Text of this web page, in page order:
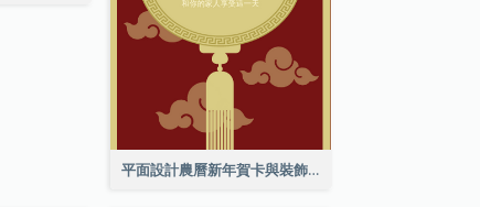
平面設計農曆新年賀卡與裝飾